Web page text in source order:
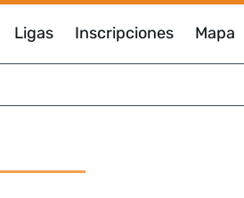
Ligas Inscripciones Mapa